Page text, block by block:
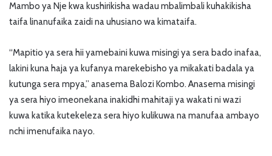
Mambo ya Nje kwa kushirikisha wadau mbalimbali kuhakikisha
taifa linanufaika zaidi na uhusiano wa kimataifa.
“Mapitio ya sera hii yamebaini kuwa misingi ya sera bado inafaa,
lakini kuna haja ya kufanya marekebisho ya mikakati badala ya
kutunga sera mpya,” anasema Balozi Kombo. Anasema misingi
ya sera hiyo imeonekana inakidhi mahitaji ya wakati ni wazi
kuwa katika kutekeleza sera hiyo kulikuwa na manufaa ambayo
nchi imenufaika nayo.